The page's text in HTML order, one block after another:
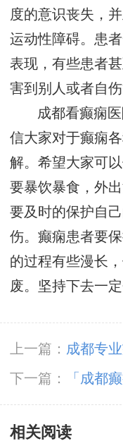
度的意识丧失，
运动性障碍。患
表现，有些患者
害到别人或者自伤
成都看癫痫
信大家对于癫痫
解。希望大家可
要暴饮暴食，外
要及时的保护自
伤。癫痫患者要
的过程有些漫长
废。坚持下去一定
上一篇： 成都专
原因
下一篇：
「成都
康，9月18日—20
衔精准会诊，抓紧
相关阅读